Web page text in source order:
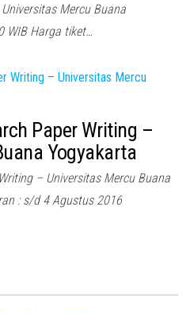
Mercu Buana
WIB Harga tiket…
Paper Writing –
Yogyakarta
– Universitas Mercu Buana
: s/d 4 Agustus 2016